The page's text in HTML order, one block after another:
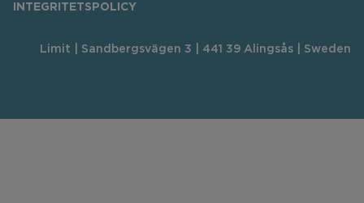
INTEGRITETSPOLICY
Limit | Sandbergsvägen 3 | 441 39 Alingsås | Sweden